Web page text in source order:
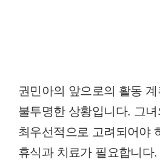
권민아의 앞으로의 활동 계
불투명한 상황입니다. 그
최우선적으로 고려되어야
휴식과 치료가 필요합니다